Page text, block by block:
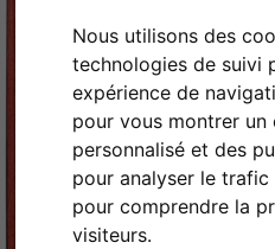
Nous utilisons des
technologies de suivi
expérience de
pour vous montrer un
personnalisé et des
pour analyser le
pour comprendre la
visiteurs.
Retour